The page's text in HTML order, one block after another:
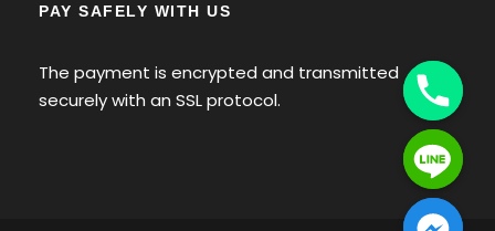
PAY SAFELY WITH US
The payment is encrypted and transmitted
securely with an SSL protocol.
D
E
C
H
A
T
Y